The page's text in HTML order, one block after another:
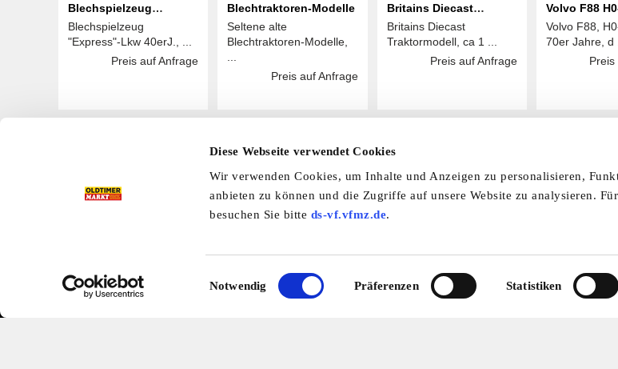
Diese Webseite verwendet Cookies
Wir verwenden Cookies, um Inhalte und Anzeigen zu personalisieren,
anbieten zu können und die Zugriffe auf unsere Website zu analysieren.
besuchen Sie bitte ds-vf.vfmz.de.
Einwilligungsauswahl
Notwendig Präferenzen Statistiken
Blechspielzeug
"Express"-Lkw
Blechspielzeug
"Express"-Lkw 40erJ., ...
Preis auf Anfrage
Blechtraktoren-Modelle
Seltene alte
Blechtraktoren-Modelle,
Preis auf Anfrage
Britains Diecast
Traktormodell
Britains Diecast
Traktormodell, ca 1 ...
Preis auf Anfrage
Volvo F88
Volvo F88,
70er Jahre, d
Preis
Hier finden Sie mehr OLDTIMER MARKT
Folgen Sie uns auf unseren Social-Media-Seiten oder laden Sie unsere Termine-App herunter:
Instagram| YouTube | Termine-App
Preisliste Erscheinungskalender Info & Hilfe AGB